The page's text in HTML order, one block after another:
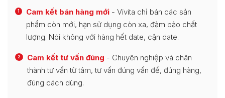
1 Cam kết bán hàng mới - Vivita chỉ bán các sản
phẩm còn mới, hạn sử dụng còn xa, đảm bảo chất
lượng. Nói không với hàng hết date, cận date.
2 Cam kết tư vấn đúng - Chuyên nghiệp và chân
thành tư vấn từ tâm, tư vấn đúng vấn đề, đúng hàng,
đúng cách dùng.